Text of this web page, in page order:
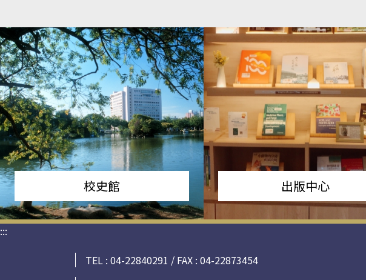
校史館 出版中心
:::
TEL : 04-22840291 / FAX : 04-22873454